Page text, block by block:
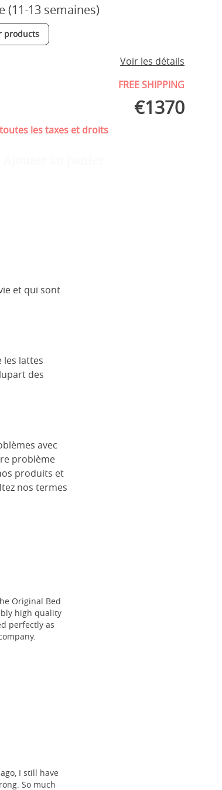
(11-13 semaines)
products
Voir les détails
FREE SHIPPING
€1370
les taxes et droits
et qui sont
les lattes
des
avec
problème
produits et
nos termes
Original Bed
high quality
perfectly as
I still have
So much